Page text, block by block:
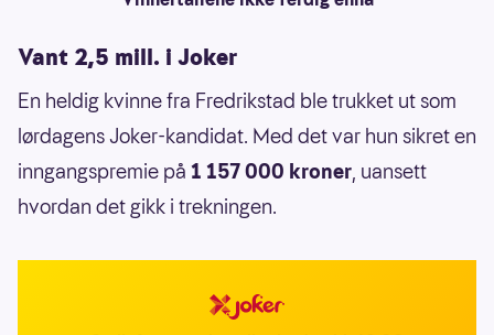
Vant 2,5 mill. i Joker
En heldig kvinne fra Fredrikstad ble trukket ut som
lørdagens Joker-kandidat. Med det var hun sikret en
inngangspremie på 1 157 000 kroner, uansett
hvordan det gikk i trekningen.